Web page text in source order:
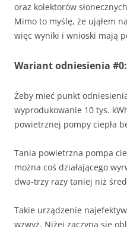
oraz kolektorów
Mimo to myślę, że ująłem
więc wyniki i wnioski mają
Wariant odniesienia
Żeby mieć punkt
wyprodukowanie 10 tys.
powietrznej pompy ciepła
Tania powietrzna pompa
można coś działającego
dwa-trzy razy taniej niż
Takie urządzenie
wzwyż. Niżej zaczyna się